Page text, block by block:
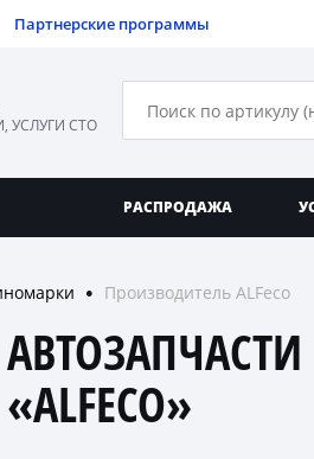
Партнерские программы
УСЛУГИ СТО
РАСПРОДАЖА
● Производитель ALFeco
«ALFECO»